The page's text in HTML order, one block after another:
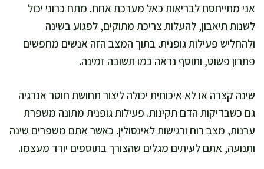
אני מתייחסת לבריאות כאל מערכת אחת. מתח כרוני יכול
לשנות תיאבון, להעלות צריכת מתוקים, לפגוע בשינה
ולהחליש פעילות גופנית. בתוך המצב הזה אנשים מחפשים
פתרון פשוט, ותוסף נראה כמו תשובה זמינה.
שינה קצרה או לא איכותית יכולה ליצור תחושת חוסר אנרגיה
גם כשבדיקות הדם תקינות. פעילות גופנית מתונה משפרת
ערנות, מצב רוח ורגישות לאינסולין. כאשר אתם משפרים שינה
ותנועה, אתם לעיתים מגלים שהצורך בתוספים יורד מעצמו.